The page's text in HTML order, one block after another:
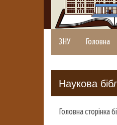
ЗНУ Головна
Наукова
Головна сторінка